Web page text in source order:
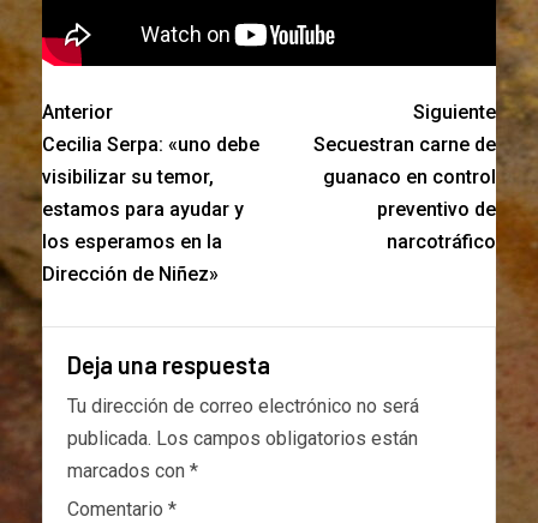
Anterior
Cecilia Serpa: «uno debe
visibilizar su temor,
estamos para ayudar y
los esperamos en la
Dirección de Niñez»
Siguiente
Secuestran carne de
guanaco en control
preventivo de
narcotráfico
Deja una respuesta
Tu dirección de correo electrónico no será
publicada. Los campos obligatorios están
marcados con *
Comentario *